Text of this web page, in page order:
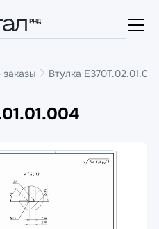
Втулка